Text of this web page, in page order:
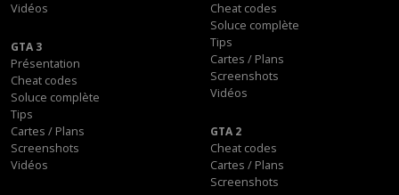
Vidéos
Cheat codes
Soluce complète
Tips
Cartes / Plans
Screenshots
Vidéos
GTA 3
Présentation
Cheat codes
Soluce complète
Tips
Cartes / Plans
Screenshots
Vidéos
GTA 2
Cheat codes
Cartes / Plans
Screenshots